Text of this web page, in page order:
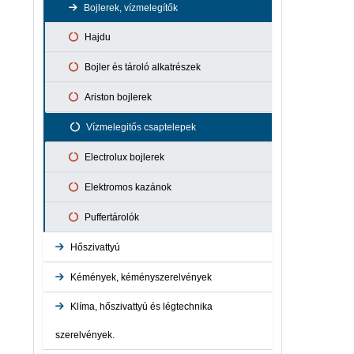
Italtop Csaptelepek
Hаjdu
Beretta
Ariston
Baxi
Fég
Remeha
Bosch
Immergas
Bojlerek, vízmelegítők
Hajdu
Bojler és tároló alkatrészek
Ariston bojlerek
Vízmelegitős csaptelepek
Electrolux bojlerek
Elektromos kazánok
Puffertárolók
Hőszivattyú
Ariston hőszivattyú
Hajdu Hőszivattyú
Kémények, kéményszerelvények
Indító idom gázkazánokhoz
Tricox zártégésterű elvezetés
Klíma, hőszivattyú és légtechnika
szerelvények.